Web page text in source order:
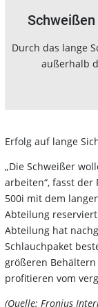
Durch das lange
außerhalb
Erfolg auf lange
„Die Schweißer
arbeiten“, fasst der
500i mit dem
Abteilung
Abteilung hat
Schlauchpaket
größeren
profitieren vom
(Quelle: Fronius